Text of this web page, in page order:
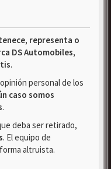
representa o
DS Automobiles,
.
personal de los
caso somos
.
deba ser retirado,
. El equipo de
altruista.